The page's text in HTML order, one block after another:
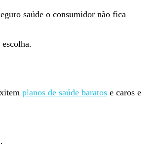
saúde o consumidor não fica
planos de saúde baratos e caros e